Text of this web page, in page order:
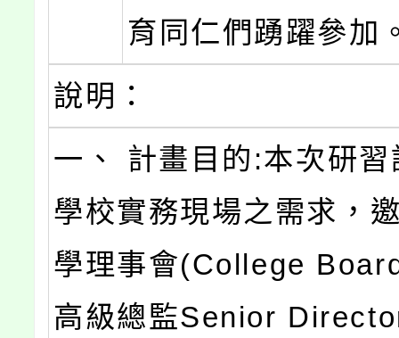
育同仁們踴躍參加
說明：
一、 計畫目的:本次研
學校實務現場之需求，
學理事會(College
高級總監Senior